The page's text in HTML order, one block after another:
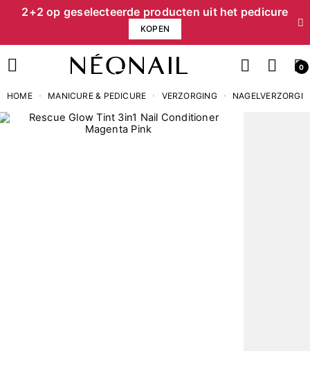
2+2 op geselecteerde producten uit het pedicure
KOPEN
0
HOME MANICURE & PEDICURE VERZORGING